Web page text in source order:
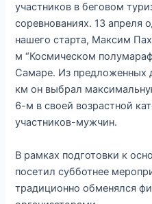
участников в беговом
соревнованиях. 13 апреля
нашего старта, Максим
м “Космическом
Самаре. Из предложенных
км он выбрал
6-м в своей возрастной
участников-мужчин.
В рамках подготовки к
посетил субботнее
традиционно обменялся